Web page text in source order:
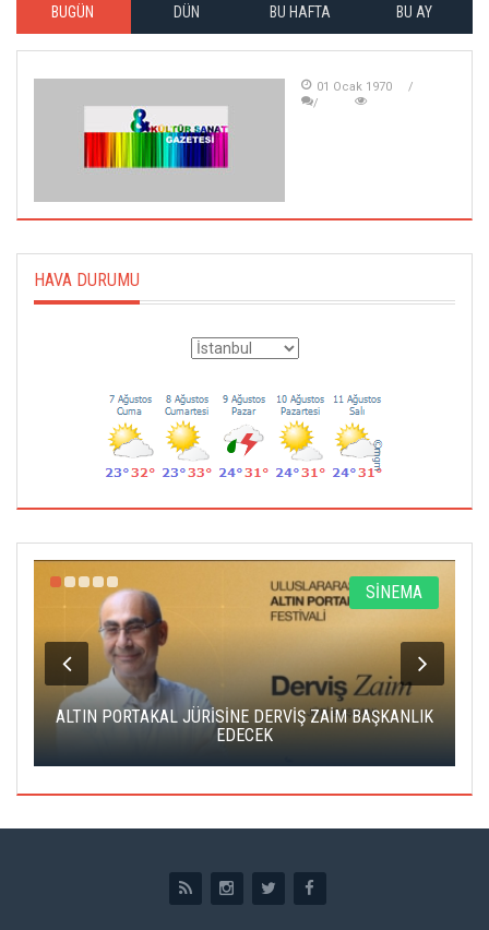
BUGÜN DÜN BU HAFTA BU AY
01 Ocak 1970
HAVA DURUMU
SİNEMA
ALTIN PORTAKAL JÜRİSİNE DERVİŞ ZAİM BAŞKANLIK
EDECEK